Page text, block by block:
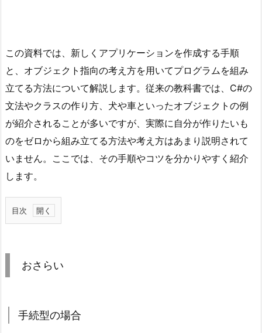
この資料では、新しくアプリケーションを作成する手順
と、オブジェクト指向の考え方を用いてプログラムを組み
立てる方法について解説します。従来の教科書では、C#の
文法やクラスの作り方、犬や車といったオブジェクトの例
が紹介されることが多いですが、実際に自分が作りたいも
のをゼロから組み立てる方法や考え方はあまり説明されて
いません。ここでは、その手順やコツを分かりやすく紹介
します。
目次
1.
ら
1.
おさらい
手続型の場合